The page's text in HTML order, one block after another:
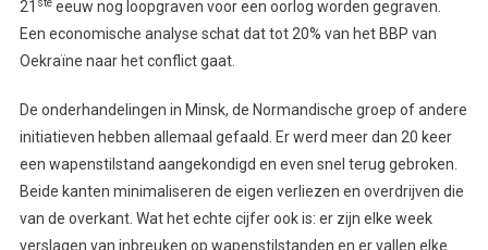
21
eeuw nog loopgraven voor een oorlog worden gegraven.
Een economische analyse schat dat tot 20% van het BBP van
Oekraïne naar het conflict gaat.
De onderhandelingen in Minsk, de Normandische groep of andere
initiatieven hebben allemaal gefaald. Er werd meer dan 20 keer
een wapenstilstand aangekondigd en even snel terug gebroken.
Beide kanten minimaliseren de eigen verliezen en overdrijven die
van de overkant. Wat het echte cijfer ook is: er zijn elke week
verslagen van inbreuken op wapenstilstanden en er vallen elke